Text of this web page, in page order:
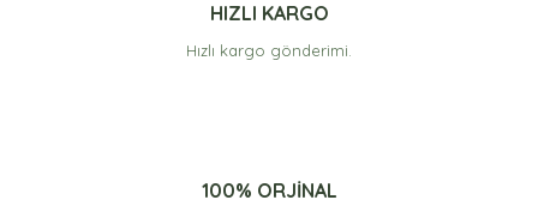
HIZLI KARGO
Hızlı kargo gönderimi.
100% ORJİNAL